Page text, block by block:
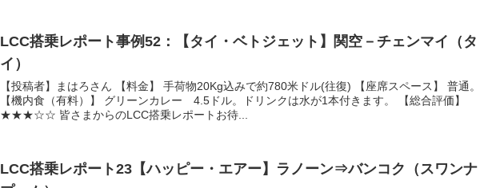
LCC搭乗レポート事例52：【タイ・ベトジェット】関空－チェンマイ（タ
イ）
【投稿者】まはろさん 【料金】 手荷物20Kg込みで約780米ドル(往復) 【座席スペース】 普通。
【機内食（有料）】 グリーンカレー 4.5ドル。ドリンクは水が1本付きます。 【総合評価】
★★★☆☆ 皆さまからのLCC搭乗レポートお待...
LCC搭乗レポート23【ハッピー・エアー】ラノーン⇒バンコク（スワンナ